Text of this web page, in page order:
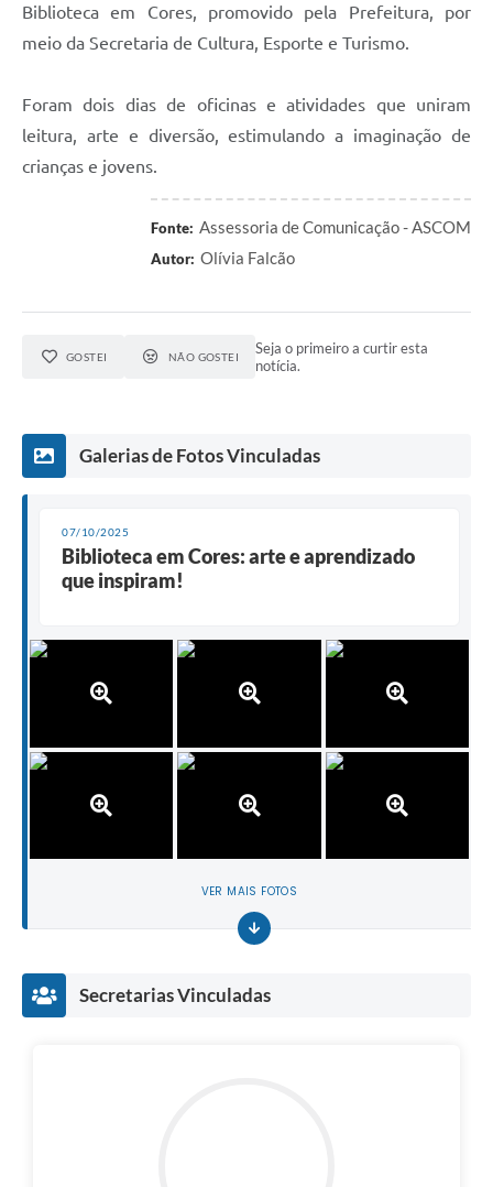
Biblioteca em Cores, promovido pela Prefeitura, por
meio da Secretaria de Cultura, Esporte e Turismo.
Foram dois dias de oficinas e atividades que uniram
leitura, arte e diversão, estimulando a imaginação de
crianças e jovens.
Fonte: Assessoria de Comunicação - ASCOM
Autor: Olívia Falcão
GOSTEI NÃO GOSTEI
Seja o primeiro a curtir esta
notícia.
Galerias de Fotos Vinculadas
07/10/2025
Biblioteca em Cores: arte e aprendizado
que inspiram!
VER MAIS FOTOS
Secretarias Vinculadas